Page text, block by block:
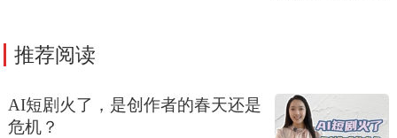
推荐阅读
AI短剧火了，是创作者的春天还是
危机？